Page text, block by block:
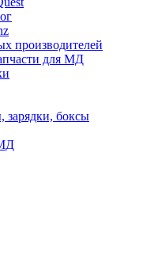
производителей
для МД
зарядки, боксы